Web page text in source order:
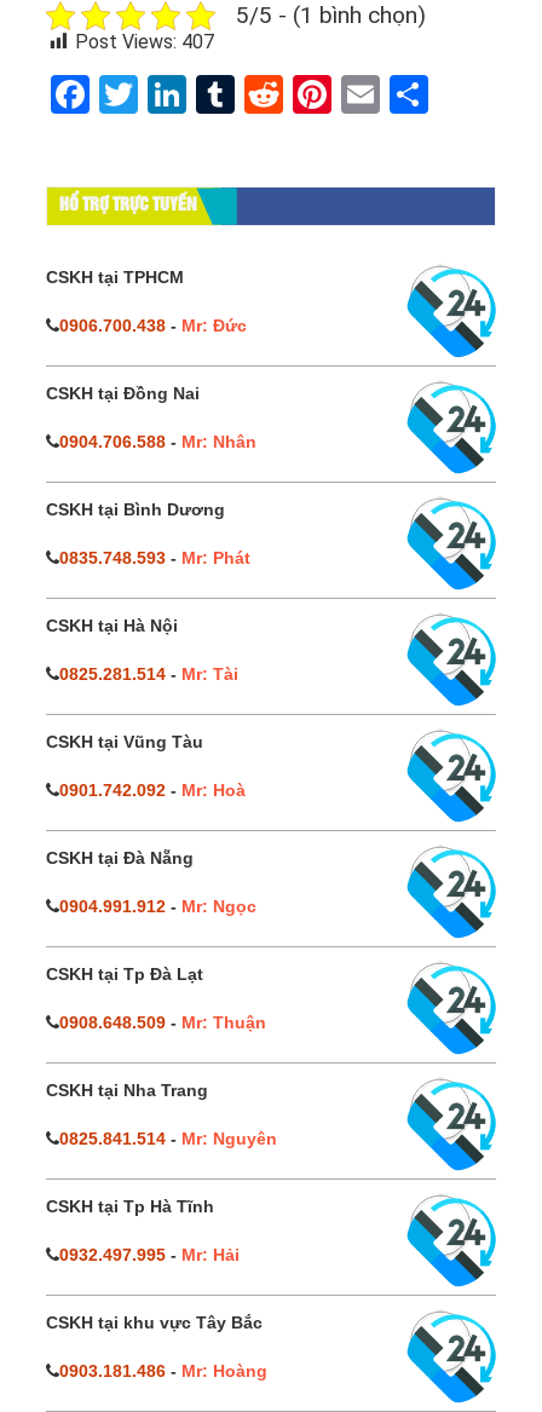
5/5 - (1 bình chọn)
Post Views: 407
Facebook
Twitter
LinkedIn
Tumblr
RedditPinterest
Email
HỔ TRỢ TRỰC TUYẾN
CSKH tại TPHCM
0906.700.438 - Mr: Đức
CSKH tại Đồng Nai
0904.706.588 - Mr: Nhân
CSKH tại Bình Dương
0835.748.593 - Mr: Phát
CSKH tại Hà Nội
0825.281.514 - Mr: Tài
CSKH tại Vũng Tàu
0901.742.092 - Mr: Hoà
CSKH tại Đà Nẵng
0904.991.912 - Mr: Ngọc
CSKH tại Tp Đà Lạt
0908.648.509 - Mr: Thuận
CSKH tại Nha Trang
0825.841.514 - Mr: Nguyên
CSKH tại Tp Hà Tĩnh
0932.497.995 - Mr: Hải
CSKH tại khu vực Tây Bắc
0903.181.486 - Mr: Hoàng